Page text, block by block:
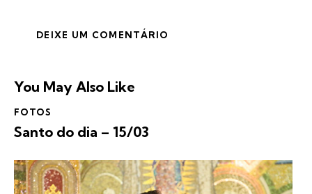
You May Also Like
FOTOS
Santo do dia – 15/03